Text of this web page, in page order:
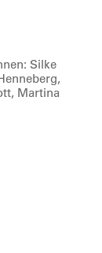
Silke
Martina